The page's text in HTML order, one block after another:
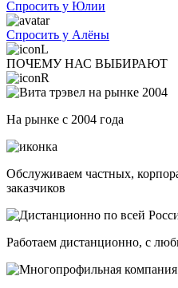
Спросить у Юлии
Спросить у Алёны
ПОЧЕМУ НАС ВЫБИРАЮТ
На рынке с 2004 года
Обслуживаем частных,
заказчиков
Работаем дистанционно, с